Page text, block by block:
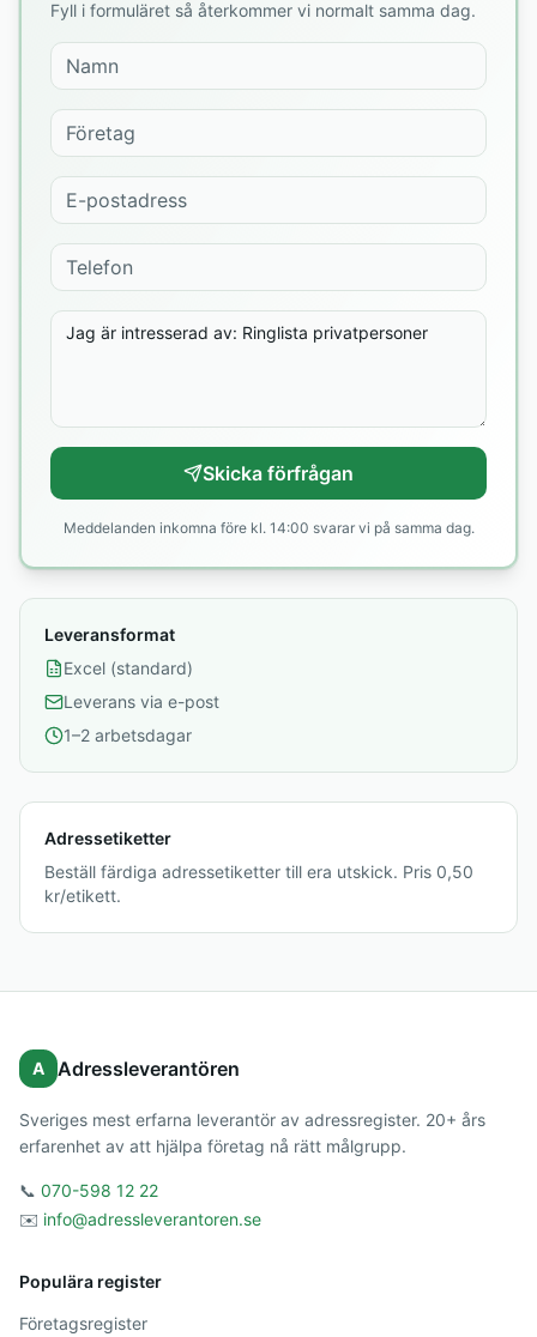
Fyll i formuläret så återkommer vi normalt samma dag.
Skicka förfrågan
Meddelanden inkomna före kl. 14:00 svarar vi på samma dag.
Leveransformat
Excel (standard)
Leverans via e-post
1–2 arbetsdagar
Adressetiketter
Beställ färdiga adressetiketter till era utskick. Pris 0,50
kr/etikett.
A Adressleverantören
Sveriges mest erfarna leverantör av adressregister. 20+ års
erfarenhet av att hjälpa företag nå rätt målgrupp.
📞 070-598 12 22
✉️ info@adressleverantoren.se
Populära register
Företagsregister